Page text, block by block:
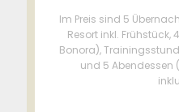
Im Preis sind 5
Resort inkl. Frühstück,
Bonora),
und 5 Abendessen